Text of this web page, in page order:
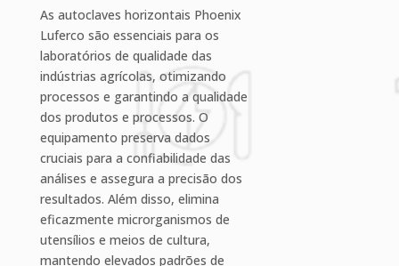
As autoclaves horizontais Phoenix
Luferco são essenciais para os
laboratórios de qualidade das
indústrias agrícolas, otimizando
processos e garantindo a qualidade
dos produtos e processos. O
equipamento preserva dados
cruciais para a confiabilidade das
análises e assegura a precisão dos
resultados. Além disso, elimina
eficazmente microrganismos de
utensílios e meios de cultura,
mantendo elevados padrões de